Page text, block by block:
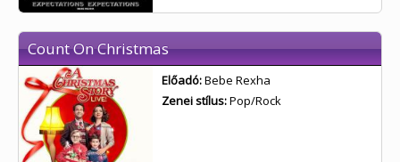
Count On Christmas
Előadó:Bebe Rexha
Zenei stílus:Pop/Rock